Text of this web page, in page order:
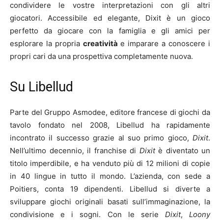
condividere le vostre interpretazioni con gli altri
giocatori. Accessibile ed elegante, Dixit è un gioco
perfetto da giocare con la famiglia e gli amici per
esplorare la propria creatività e imparare a conoscere i
propri cari da una prospettiva completamente nuova.
Su Libellud
Parte del Gruppo Asmodee, editore francese di giochi da
tavolo fondato nel 2008, Libellud ha rapidamente
incontrato il successo grazie al suo primo gioco, Dixit.
Nell’ultimo decennio, il franchise di Dixit è diventato un
titolo imperdibile, e ha venduto più di 12 milioni di copie
in 40 lingue in tutto il mondo. L’azienda, con sede a
Poitiers, conta 19 dipendenti. Libellud si diverte a
sviluppare giochi originali basati sull’immaginazione, la
condivisione e i sogni. Con le serie Dixit, Loony